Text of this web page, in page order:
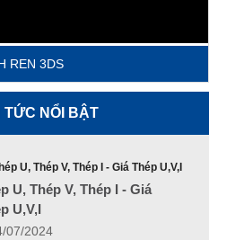
REN 3DS
TỨC NỔI BẬT
U, Thép V, Thép I - Giá
U,V,I
07/2024